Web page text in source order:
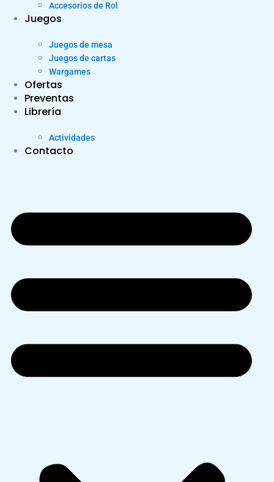
Accesorios de Rol
Juegos
Juegos de mesa
Juegos de cartas
Wargames
Ofertas
Preventas
Librería
Actividades
Contacto